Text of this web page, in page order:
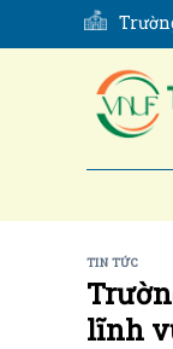
TIN TỨC
lĩnh